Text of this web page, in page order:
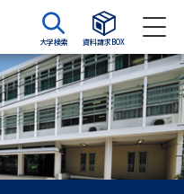
大学検索 資料請求BOX
資料検索